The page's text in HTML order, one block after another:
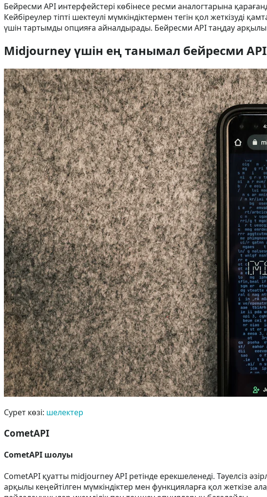
Бейресми API интерфейстері көбінесе ресми аналогтарына
Кейбіреулер тіпті шектеулі мүмкіндіктермен тегін қол жеткізуді
үшін тартымды опцияға айналдырады. Бейресми API таңдау
Midjourney үшін ең танымал бейресми API
Сурет көзі: шелектер
CometAPI
CometAPI шолуы
CometAPI қуатты midjourney API ретінде ерекшеленеді. Тәуелсіз
арқылы кеңейтілген мүмкіндіктер мен функцияларға қол жеткізе